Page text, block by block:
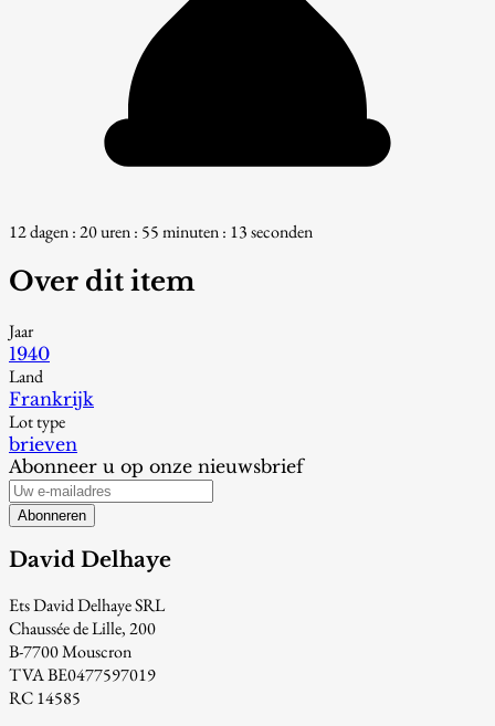
12 dagen : 20 uren : 55 minuten : 11 seconden
Over dit item
Jaar
1940
Land
Frankrijk
Lot type
brieven
Abonneer u op onze nieuwsbrief
Abonneren
David Delhaye
Ets David Delhaye SRL
Chaussée de Lille, 200
B-7700 Mouscron
TVA BE0477597019
RC 14585